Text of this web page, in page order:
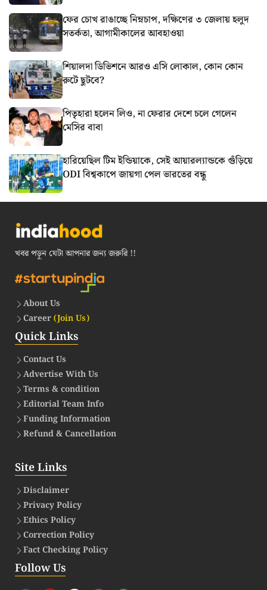
ফের চোখ রাঙাচ্ছে নিম্নচাপ, দক্ষিণের ৩ জেলায় হলুদ
সতর্কতা, আগামীকালের আবহাওয়া
শিয়ালদা ডিভিশনে আরও এসি লোকাল, কোন কোন
রুটে ছুটবে?
পিতৃহারা হলেন লিও, না ফেরার দেশে চলে গেলেন
মেসির বাবা
হারিয়েছিল টিম ইন্ডিয়াকে, সেই আয়ারল্যান্ডকে গুঁড়িয়ে
ODI বিশ্বকাপে জায়গা পেল ভারতের বন্ধু
খবর পড়ুন যেটা আপনার জন্য জরুরি !!
About Us
Career(Join Us)
Quick Links
Contact Us
Advertise With Us
Terms & condition
Editorial Team Info
Funding Information
Refund & Cancellation
Site Links
Disclaimer
Privacy Policy
Ethics Policy
Correction Policy
Fact Checking Policy
Follow Us